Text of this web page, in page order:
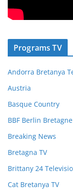
Programs TV
Andorra Bretanya
Austria
Basque Country
BBF Berlin
Breaking News
Bretagna TV
Brittany 24
Cat Bretanya TV